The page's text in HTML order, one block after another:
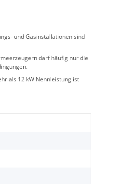
und Gasinstallationen sind
darf häufig nur die
als 12 kW Nennleistung ist